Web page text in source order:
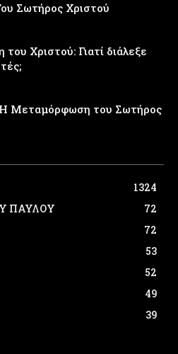
Σωτήρος Χριστού
Χριστού: Γιατί διάλεξε
Μεταμόρφωση του Σωτήρος
1324
ΠΑΥΛΟΥ
72
72
53
52
49
39